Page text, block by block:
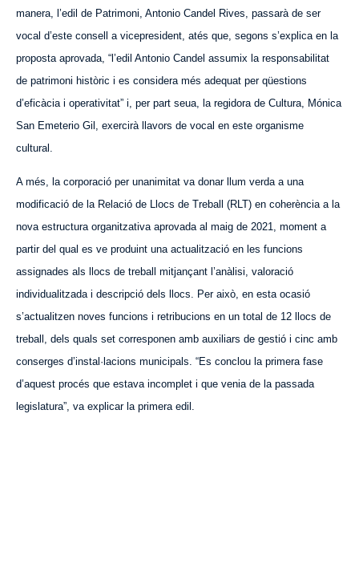
manera, l’edil de Patrimoni, Antonio Candel Rives, passarà de ser
vocal d’este consell a vicepresident, atés que, segons s’explica en la
proposta aprovada, “l’edil Antonio Candel assumix la responsabilitat
de patrimoni històric i es considera més adequat per qüestions
d’eficàcia i operativitat” i, per part seua, la regidora de Cultura, Mónica
San Emeterio Gil, exercirà llavors de vocal en este organisme
cultural.
A més, la corporació per unanimitat va donar llum verda a una
modificació de la Relació de Llocs de Treball (RLT) en coherència a la
nova estructura organitzativa aprovada al maig de 2021, moment a
partir del qual es ve produint una actualització en les funcions
assignades als llocs de treball mitjançant l’anàlisi, valoració
individualitzada i descripció dels llocs. Per això, en esta ocasió
s’actualitzen noves funcions i retribucions en un total de 12 llocs de
treball, dels quals set corresponen amb auxiliars de gestió i cinc amb
conserges d’instal·lacions municipals. “Es conclou la primera fase
d’aquest procés que estava incomplet i que venia de la passada
legislatura”, va explicar la primera edil.